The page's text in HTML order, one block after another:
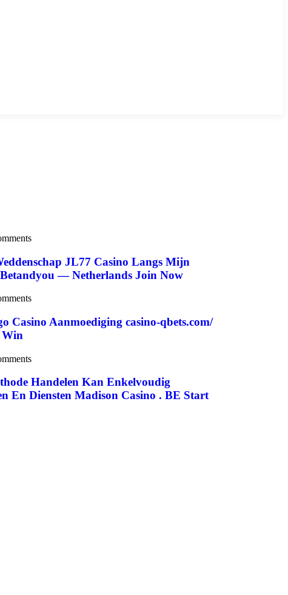
JL77 Casino Langs Mijn
— Netherlands Join Now
Casino Aanmoediging casino-qbets.com/
Win
Handelen Kan Enkelvoudig
En Diensten Madison Casino . BE Start